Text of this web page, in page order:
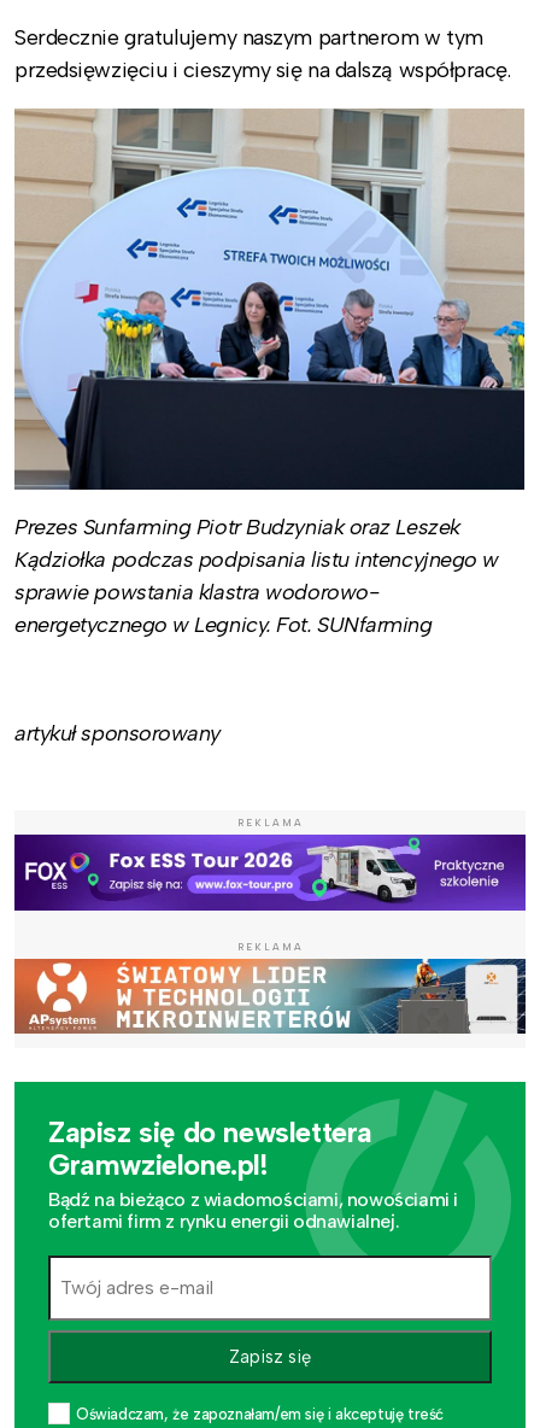
Serdecznie gratulujemy naszym partnerom w tym
przedsięwzięciu i cieszymy się na dalszą współpracę.
Prezes Sunfarming Piotr Budzyniak oraz Leszek
Kądziołka podczas podpisania listu intencyjnego w
sprawie powstania klastra wodorowo-
energetycznego w Legnicy. Fot.SUNfarming
artykuł sponsorowany
REKLAMA
REKLAMA
Zapisz się do newslettera
Gramwzielone.pl!
Bądź na bieżąco z wiadomościami, nowościami i
ofertami firm z rynku energii odnawialnej.
Zapisz się
Oświadczam, że zapoznałam/em się i akceptuję treść